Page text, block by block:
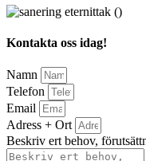
Kontakta oss idag!
Namn
Telefon
Email
Adress + Ort
Beskriv ert behov,